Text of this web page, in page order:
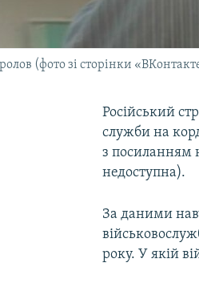
(фото зі сторінки
Російський
служби на
з посиланням
недоступна).
За даними
року. У якій